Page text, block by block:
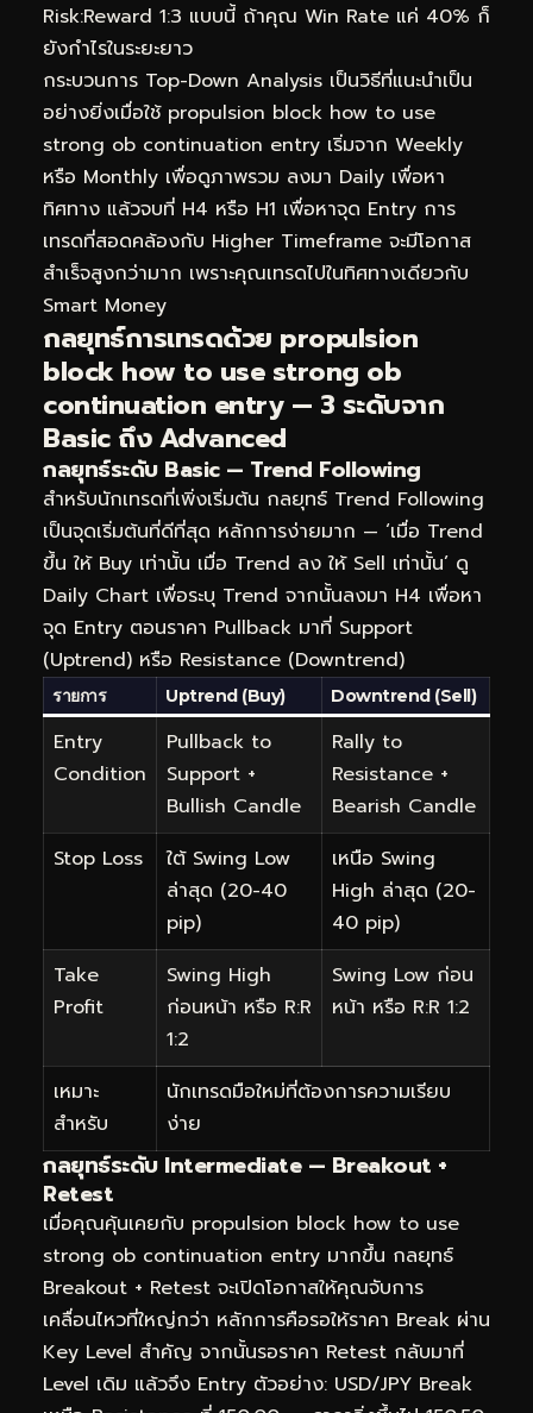
Risk:Reward 1:3 แบบนี้ ถ้าคุณ Win Rate แค่ 40% ก็
ยังกำไรในระยะยาว
กระบวนการ Top-Down Analysis เป็นวิธีที่แนะนำเป็น
อย่างยิ่งเมื่อใช้ propulsion block how to use
strong ob continuation entry เริ่มจาก Weekly
หรือ Monthly เพื่อดูภาพรวม ลงมา Daily เพื่อหา
ทิศทาง แล้วจบที่ H4 หรือ H1 เพื่อหาจุด Entry การ
เทรดที่สอดคล้องกับ Higher Timeframe จะมีโอกาส
สำเร็จสูงกว่ามาก เพราะคุณเทรดไปในทิศทางเดียวกับ
Smart Money
กลยุทธ์การเทรดด้วย propulsion
block how to use strong ob
continuation entry — 3 ระดับจาก
Basic ถึง Advanced
กลยุทธ์ระดับ Basic — Trend Following
สำหรับนักเทรดที่เพิ่งเริ่มต้น กลยุทธ์ Trend Following
เป็นจุดเริ่มต้นที่ดีที่สุด หลักการง่ายมาก — ‘เมื่อ Trend
ขึ้น ให้ Buy เท่านั้น เมื่อ Trend ลง ให้ Sell เท่านั้น’ ดู
Daily Chart เพื่อระบุ Trend จากนั้นลงมา H4 เพื่อหา
จุด Entry ตอนราคา Pullback มาที่ Support
(Uptrend) หรือ Resistance (Downtrend)
รายการ Uptrend (Buy) Downtrend (Sell)
Entry
Condition
Pullback to
Support +
Bullish Candle
Rally to
Resistance +
Bearish Candle
Stop Loss
ใต้ Swing Low
ล่าสุด (20-40
pip)
เหนือ Swing
High ล่าสุด (20-
40 pip)
Take
Profit
Swing High
ก่อนหน้า หรือ R:R
1:2
Swing Low ก่อน
หน้า หรือ R:R 1:2
เหมาะ
สำหรับ
นักเทรดมือใหม่ที่ต้องการความเรียบ
ง่าย
กลยุทธ์ระดับ Intermediate — Breakout +
Retest
เมื่อคุณคุ้นเคยกับ propulsion block how to use
strong ob continuation entry มากขึ้น กลยุทธ์
Breakout + Retest จะเปิดโอกาสให้คุณจับการ
เคลื่อนไหวที่ใหญ่กว่า หลักการคือรอให้ราคา Break ผ่าน
Key Level สำคัญ จากนั้นรอราคา Retest กลับมาที่
Level เดิม แล้วจึง Entry ตัวอย่าง: USD/JPY Break